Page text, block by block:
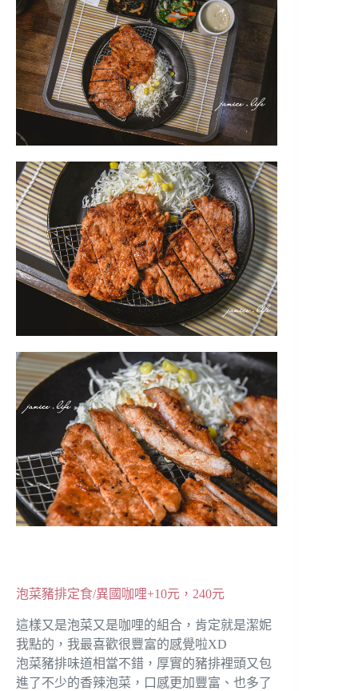
泡菜豬排定食/異國咖哩+10元，240元
這樣又是泡菜又是咖哩的組合，肯定就是潔妮
我點的，我最喜歡很豐富的感覺啦XD
泡菜豬排味道相當不錯，厚實的豬排裡頭又包
進了不少的香辣泡菜，口感更加豐富、也多了